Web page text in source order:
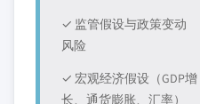
✓ 监管假设与政策变动
风险
✓ 宏观经济假设（GDP增
长、通货膨胀、汇率）